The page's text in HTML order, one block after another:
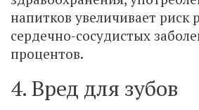
напитков увеличивает риск
сердечно-сосудистых
процентов.
4. Вред для зубов